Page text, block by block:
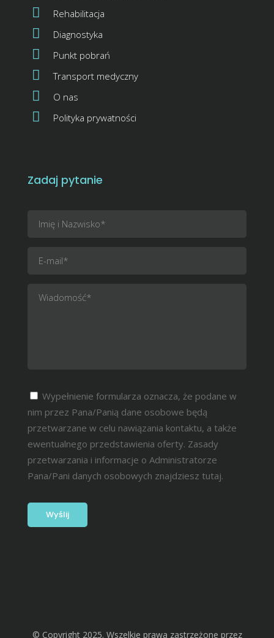
Rehabilitacja
Diagnostyka
Punkt pobrań
Transport medyczny
O nas
Polityka prywatności
Zadaj pytanie
Wypełnienie formularza oznacza, że podane w
nim przez Pana/Panią dane osobowe będą
przetwarzane w celu nawiązania kontaktu, a także
ewentualnego przedstawienia oferty. Zasady
przetwarzania i informacje o Administratorze
Pana/Pani danych osobowych znajdziesz tutaj.
© Copyright 2025. Wszelkie prawa zastrzeżone przez